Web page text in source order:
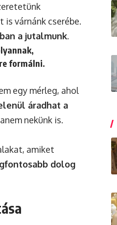
várnánk cserébe.
a jutalmunk.
formálni.
egy mérleg, ahol
áradhat a
nekünk is.
amiket
dolog